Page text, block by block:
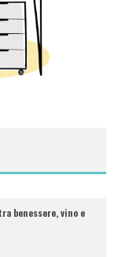
benessere, vino e